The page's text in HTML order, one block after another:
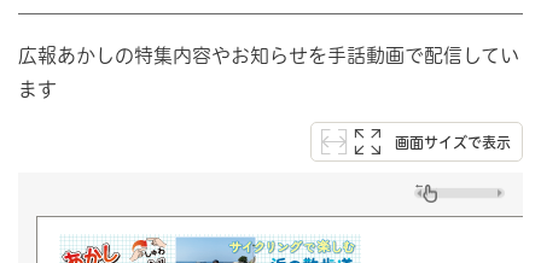
広報あかしの特集内容やお知らせを手話動画で配信してい
ます
画面サイズで表示